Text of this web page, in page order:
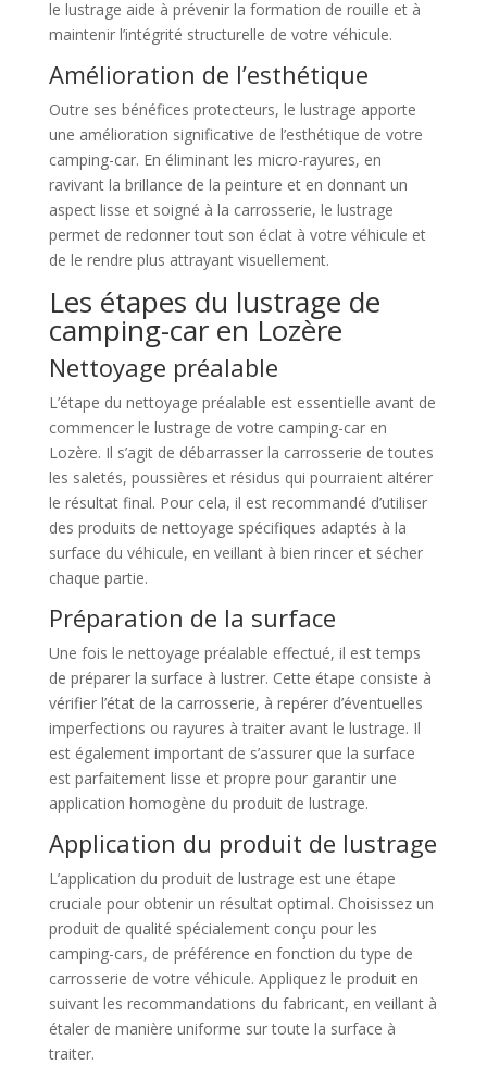
le lustrage aide à prévenir la formation de rouille et à
maintenir l’intégrité structurelle de votre véhicule.
Amélioration de l’esthétique
Outre ses bénéfices protecteurs, le lustrage apporte
une amélioration significative de l’esthétique de votre
camping-car. En éliminant les micro-rayures, en
ravivant la brillance de la peinture et en donnant un
aspect lisse et soigné à la carrosserie, le lustrage
permet de redonner tout son éclat à votre véhicule et
de le rendre plus attrayant visuellement.
Les étapes du lustrage de
camping-car en Lozère
Nettoyage préalable
L’étape du nettoyage préalable est essentielle avant de
commencer le lustrage de votre camping-car en
Lozère. Il s’agit de débarrasser la carrosserie de toutes
les saletés, poussières et résidus qui pourraient altérer
le résultat final. Pour cela, il est recommandé d’utiliser
des produits de nettoyage spécifiques adaptés à la
surface du véhicule, en veillant à bien rincer et sécher
chaque partie.
Préparation de la surface
Une fois le nettoyage préalable effectué, il est temps
de préparer la surface à lustrer. Cette étape consiste à
vérifier l’état de la carrosserie, à repérer d’éventuelles
imperfections ou rayures à traiter avant le lustrage. Il
est également important de s’assurer que la surface
est parfaitement lisse et propre pour garantir une
application homogène du produit de lustrage.
Application du produit de lustrage
L’application du produit de lustrage est une étape
cruciale pour obtenir un résultat optimal. Choisissez un
produit de qualité spécialement conçu pour les
camping-cars, de préférence en fonction du type de
carrosserie de votre véhicule. Appliquez le produit en
suivant les recommandations du fabricant, en veillant à
étaler de manière uniforme sur toute la surface à
traiter.